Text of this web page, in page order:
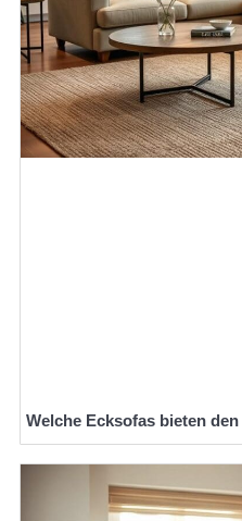
Welche Ecksofas bieten